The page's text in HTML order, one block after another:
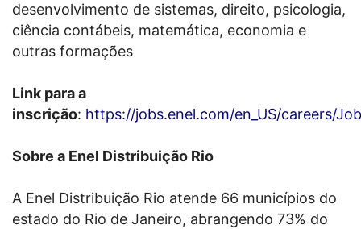
desenvolvimento de sistemas, direito, psicologia,
ciência contábeis, matemática, economia e
outras formações
Link para a
inscrição: https://jobs.enel.com/en_US/careers/
Sobre a Enel Distribuição Rio
A Enel Distribuição Rio atende 66 municípios do
estado do Rio de Janeiro, abrangendo 73% do